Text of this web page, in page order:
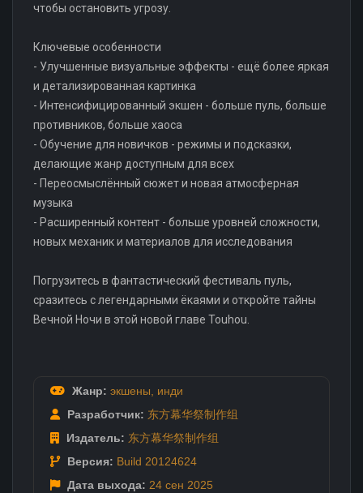
чтобы остановить угрозу.
Ключевые особенности
- Улучшенные визуальные эффекты - ещё более яркая
и детализированная картинка
- Интенсифицированный экшен - больше пуль, больше
противников, больше хаоса
- Обучение для новичков - режимы и подсказки,
делающие жанр доступным для всех
- Переосмыслённый сюжет и новая атмосферная
музыка
- Расширенный контент - больше уровней сложности,
новых механик и материалов для исследования
Погрузитесь в фантастический фестиваль пуль,
сразитесь с легендарными ёкаями и откройте тайны
Вечнoй Ночи в этой новой главе Touhou.
Жанр: экшены
инди
Разработчик: 东方幕华祭制作组
Издатель: 东方幕华祭制作组
Версия: Build 20124624
Дата выхода: 24 сен 2025